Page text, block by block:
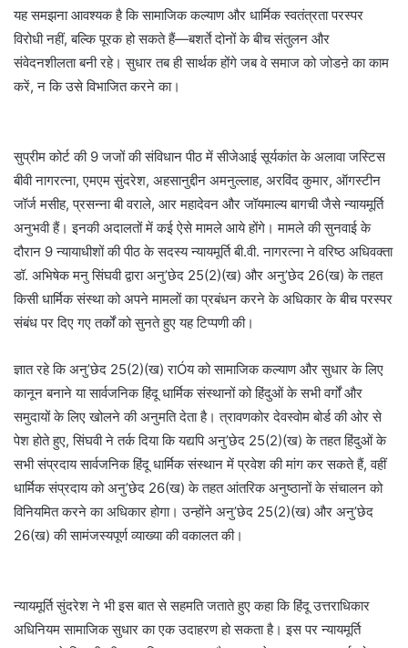
यह समझना आवश्यक है कि सामाजिक कल्याण और धार्मिक स्वतंत्रता परस्पर
विरोधी नहीं, बल्कि पूरक हो सकते हैं—बशर्ते दोनों के बीच संतुलन और
संवेदनशीलता बनी रहे। सुधार तब ही सार्थक होंगे जब वे समाज को जोडऩे का काम
करें, न कि उसे विभाजित करने का।
सुप्रीम कोर्ट की 9 जजों की संविधान पीठ में सीजेआई सूर्यकांत के अलावा जस्टिस
बीवी नागरत्ना, एमएम सुंदरेश, अहसानुद्दीन अमनुल्लाह, अरविंद कुमार, ऑगस्टीन
जॉर्ज मसीह, प्रसन्ना बी वराले, आर महादेवन और जॉयमाल्य बागची जैसे न्यायमूर्ति
अनुभवी हैं। इनकी अदालतों में कई ऐसे मामले आये होंगे। मामले की सुनवाई के
दौरान 9 न्यायाधीशों की पीठ के सदस्य न्यायमूर्ति बी.वी. नागरत्ना ने वरिष्ठ अधिवक्ता
डॉ. अभिषेक मनु सिंघवी द्वारा अनु’छेद 25(2)(ख) और अनु’छेद 26(ख) के तहत
किसी धार्मिक संस्था को अपने मामलों का प्रबंधन करने के अधिकार के बीच परस्पर
संबंध पर दिए गए तर्कों को सुनते हुए यह टिप्पणी की।
ज्ञात रहे कि अनु’छेद 25(2)(ख) राÓय को सामाजिक कल्याण और सुधार के लिए
कानून बनाने या सार्वजनिक हिंदू धार्मिक संस्थानों को हिंदुओं के सभी वर्गों और
समुदायों के लिए खोलने की अनुमति देता है। त्रावणकोर देवस्वोम बोर्ड की ओर से
पेश होते हुए, सिंघवी ने तर्क दिया कि यद्यपि अनु’छेद 25(2)(ख) के तहत हिंदुओं के
सभी संप्रदाय सार्वजनिक हिंदू धार्मिक संस्थान में प्रवेश की मांग कर सकते हैं, वहीं
धार्मिक संप्रदाय को अनु’छेद 26(ख) के तहत आंतरिक अनुष्ठानों के संचालन को
विनियमित करने का अधिकार होगा। उन्होंने अनु’छेद 25(2)(ख) और अनु’छेद
26(ख) की सामंजस्यपूर्ण व्याख्या की वकालत की।
न्यायमूर्ति सुंदरेश ने भी इस बात से सहमति जताते हुए कहा कि हिंदू उत्तराधिकार
अधिनियम सामाजिक सुधार का एक उदाहरण हो सकता है। इस पर न्यायमूर्ति